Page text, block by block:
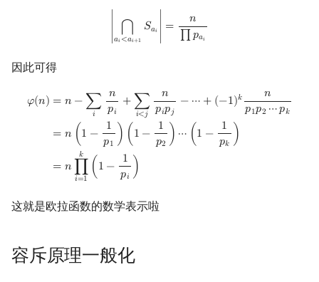
𝑎𝑖 <𝑎𝑖+1
𝑆𝑎𝑖 =
𝑛
∏𝑝𝑎𝑖
∏
因此可得
𝜑(𝑛) = 𝑛 − ∑
𝑖
𝑛
𝑝𝑖
+ ∑
𝑖<𝑗
𝑛
𝑝𝑖𝑝𝑗
− ⋯ + (−1)𝑘
𝑛
𝑝1𝑝2 ⋯𝑝𝑘
= 𝑛 ( 1 − 1
𝑝1
) ( 1 − 1
𝑝2
) ⋯ ( 1 − 1
𝑝𝑘
)
= 𝑛
𝑘
∏
𝑖=1
( 1 − 1
𝑝𝑖
)
n)=n− ∑inp i+∑i<jn pi pj− ⋯+ 1)k p1 p2 ⋯ pk= n( 1)
这就是欧拉函数的数学表示啦
容斥原理一般化